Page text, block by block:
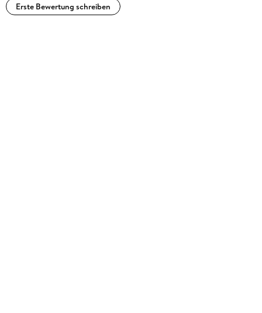
Erste Bewertung schreiben